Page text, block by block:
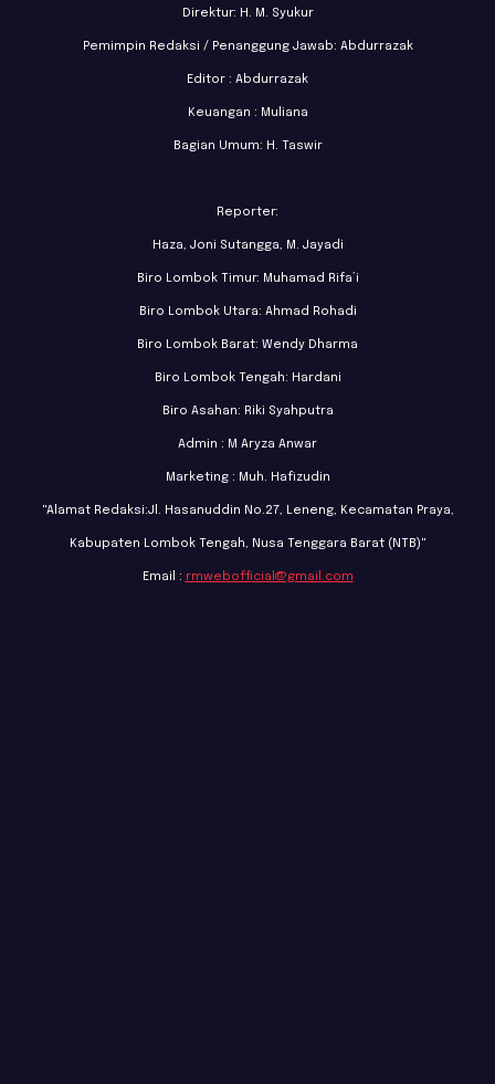
Direktur: H. M. Syukur
Pemimpin Redaksi / Penanggung Jawab: Abdurrazak
Editor : Abdurrazak
Keuangan : Muliana
Bagian Umum: H. Taswir
Reporter:
Haza, Joni Sutangga, M. Jayadi
Biro Lombok Timur: Muhamad Rifa’i
Biro Lombok Utara: Ahmad Rohadi
Biro Lombok Barat: Wendy Dharma
Biro Lombok Tengah: Hardani
Biro Asahan: Riki Syahputra
Admin : M Aryza Anwar
Marketing : Muh. Hafizudin
"Alamat Redaksi:Jl. Hasanuddin No.27, Leneng, Kecamatan Praya,
Kabupaten Lombok Tengah, Nusa Tenggara Barat (NTB)"
Email : rmwebofficial@gmail.com